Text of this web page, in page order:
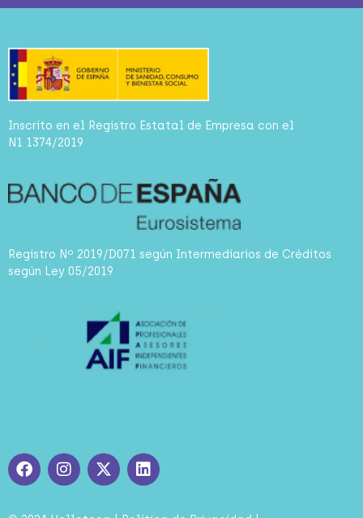
Inscrito en el Registro Estatal de Empresa con el
N1 1374/2019
Registro Nº 2019/D071 según Intermediarios de Créditos
según Ley 05/2019
F
a
I
n
X
-
L
i